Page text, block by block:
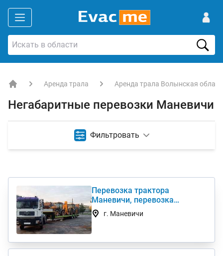
Аренда трала Аренда трала Волынская
Негабаритные перевозки Маневичи
Фильтровать
Перевозка трактора
Маневичи, перевозка
комбайна, перевезти
негабарит
г. Маневичи